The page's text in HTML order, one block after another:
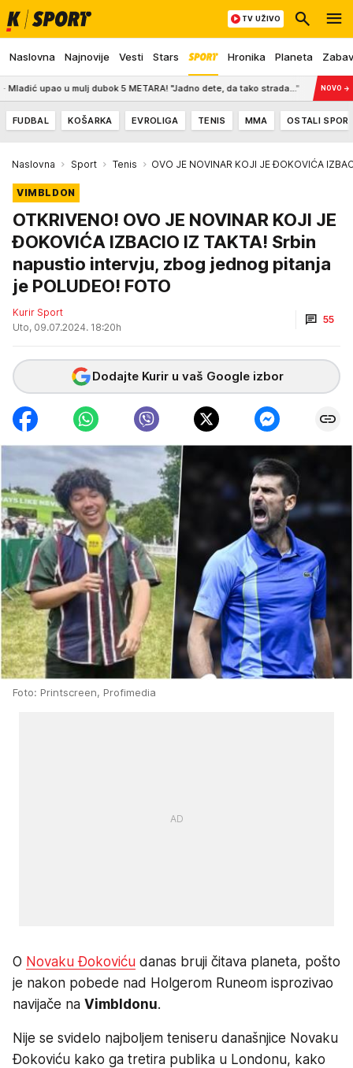
Naslovna Najnovije Vesti Stars Hronika Planeta
TV UŽIVO
upao u mulj dubok 5 METARA! "Jadno dete, da tako strada..." 13:30 BIVŠI
NOVO →
FUDBAL KOŠARKA EVROLIGA TENIS MMA OSTALI
Naslovna Sport Tenis OVO JE NOVINAR KOJI JE ĐOKOVIĆA
VIMBLDON
OTKRIVENO! OVO JE NOVINAR KOJI JE
ĐOKOVIĆA IZBACIO IZ TAKTA! Srbin
napustio intervju, zbog jednog pitanja
je POLUDEO! FOTO
Kurir Sport
Uto, 09.07.2024. 18:20h
55
Dodajte Kurir u vaš Google izbor
Foto: Printscreen, Profimedia
O Novaku Đokoviću danas bruji čitava planeta, pošto
je nakon pobede nad Holgerom Runeom isprozivao
navijače na Vimbldonu.
Nije se svidelo najboljem teniseru današnjice Novaku
Đokoviću kako ga tretira publika u Londonu, kako